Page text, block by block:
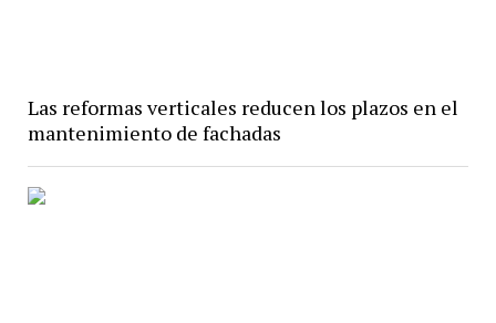
Las reformas verticales reducen los plazos en el
mantenimiento de fachadas